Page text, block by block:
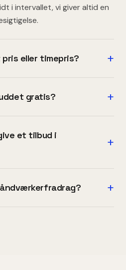
i intervallet, vi giver altid en
eller timepris? +
gratis? +
et tilbud i
+
+